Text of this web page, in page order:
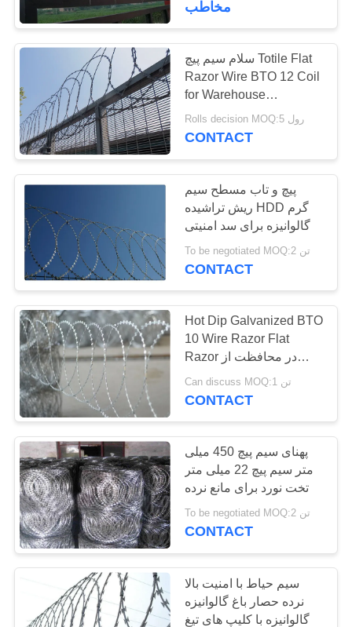
سد امنیت موبایل
33
سنبله های امنیتی
دیواری
35
سیم خاردار امنیتی
74
پست نرده سیم
خاردار
مخاطب
سلام سیم پیچ Totile Flat
Razor Wire BTO 12 Coil
for Warehouse
Warehouse
Rolls decision MOQ:5 رول
CONTACT
پیچ و تاب مسطح سیم
ریش تراشیده HDD گرم
گالوانیزه برای سد امنیتی
To be negotiated MOQ:2 تن
CONTACT
Hot Dip Galvanized BTO
10 Wire Razor Flat
Razor در محافظت از
زمین های خصوصی
Can discuss MOQ:1 تن
CONTACT
پهنای سیم پیچ 450 میلی
متر سیم پیچ 22 میلی متر
تخت نورد برای مانع نرده
To be negotiated MOQ:2 تن
CONTACT
سیم حیاط با امنیت بالا
نرده حصار باغ گالوانیزه
گالوانیزه با کلیپ های تیغ